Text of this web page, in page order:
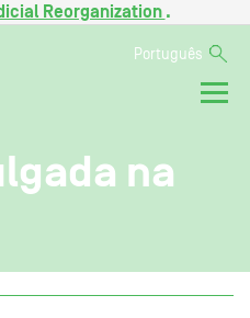
Reorganization .
Português
na